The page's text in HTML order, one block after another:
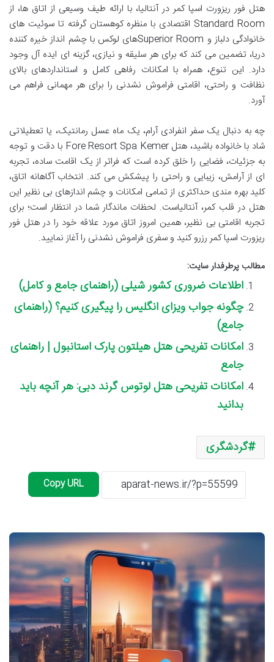
هتل فور ریزورت اسپا کمر در آنتالیا، با ارائه طیف وسیعی از اتاق ها، از
Standard Room اقتصادی با منظره کوهستان گرفته تا سوئیت های
خانوادگی دلباز و Superior Roomهای لوکس با چشم انداز خیره کننده
دریا، تضمین می کند که برای هر سلیقه و نیازی، گزینه ای ایده آل وجود
دارد. این تنوع، همراه با امکانات رفاهی کامل و استانداردهای بالای
نظافت و راحتی، اقامتی فراموش نشدنی را برای هر مهمانی فراهم می
آورد.
چه به دنبال یک سفر انفرادی آرام، یک ماه عسل رمانتیک، یا تعطیلاتی
شاد با خانواده باشید، هتل Fore Resort Spa Kemer با دقت و توجه
به جزئیات، فضایی را خلق کرده است که فراتر از یک اقامت ساده، تجربه
ای از آرامش، زیبایی و راحتی را پیشکش می کند. انتخاب آگاهانه اتاق،
کلید بهره مندی حداکثری از تمامی امکانات و چشم اندازهای بی نظیر این
هتل در قلب کمر، آنتالیاست. لحظات ماندگار شما در انتظار است؛ برای
تجربه اقامتی بی نظیر، همین امروز اتاق مورد علاقه خود را در هتل فور
ریزورت اسپا کمر رزرو کنید و سفری فراموش نشدنی را آغاز نمایید.
مطالب پرطرفدار سایت:
اطلاعات ضروری کشور شیلی (راهنمای جامع و کامل)
چگونه جواب ویزای انگلیس را پیگیری کنیم؟ (راهنمای
جامع)
امکانات تفریحی هتل هیلتون پارک استانبول | راهنمای
جامع
امکانات تفریحی هتل لوتوس گرند دبی: هر آنچه باید
بدانید
گردشگری
Copy URL